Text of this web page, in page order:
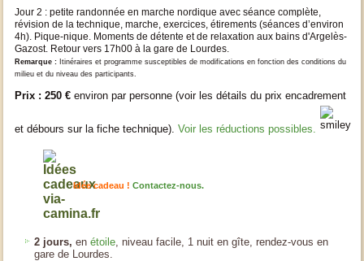
Jour 2 : petite randonnée en marche nordique avec séance complète,
révision de la technique, marche, exercices, étirements (séances d’environ
4h). Pique-nique. Moments de détente et de relaxation aux bains d'Argelès-
Gazost. Retour vers 17h00 à la gare de Lourdes.
Remarque : Itinéraires et programme susceptibles de modifications en fonction des conditions du
milieu et du niveau des participants.
Prix : 250 € environ par personne (voir les détails du prix encadrement
et débours sur la fiche technique).Voir les réductions possibles.
Idée cadeau !Contactez-nous.
2 jours,enétoile, niveau facile, 1 nuit en gîte, rendez-vous en
gare de Lourdes.